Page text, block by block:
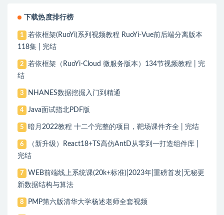
下载热度排行榜
1
若依框架(RuoYi)系列视频教程 RuoYi-Vue前后端分离版本
118集 | 完结
2
若依框架（RuoYi-Cloud 微服务版本）134节视频教程 | 完
结
3 NHANES数据挖掘入门到精通
4 Java面试指北PDF版
5 暗月2022教程 十二个完整的项目，靶场课件齐全 | 完结
6
（新升级）React18+TS高仿AntD从零到一打造组件库 |
完结
7
WEB前端线上系统课(20k+标准)|2023年|重磅首发|无秘更
新数据结构与算法
8 PMP第六版清华大学杨述老师全套视频